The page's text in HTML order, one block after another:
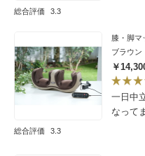
総合評価 3.3
総合評価 3.3
膝・脚マ
ブラウン
￥
一日中
なって
足が